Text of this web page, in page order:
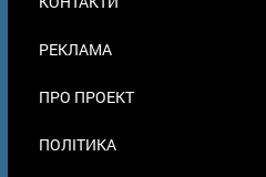
В
РЕКЛАМА
ПРО ПРОЕКТ
ПОЛІТИКА